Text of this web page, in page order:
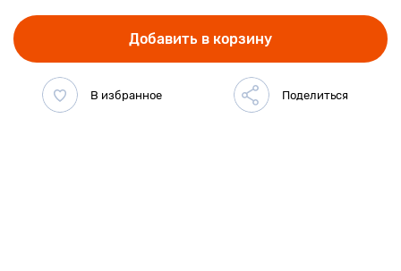
Добавить в корзину